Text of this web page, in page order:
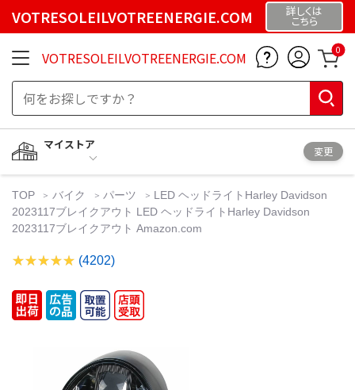
VOTRESOLEILVOTREENERGIE.COM 詳しくは
こちら
VOTRESOLEILVOTREENERGIE.COM 0
マイストア
変更
TOP バイク パーツ
LED ヘッドライトHarley Davidson
2023117ブレイクアウト LED ヘッドライトHarley Davidson
2023117ブレイクアウト Amazon.com
(4202)